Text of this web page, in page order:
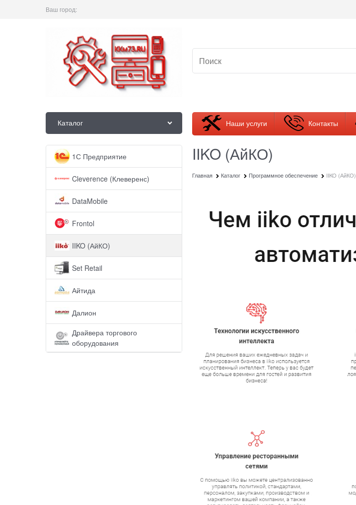
Ваш город:
Каталог Наши услуги Контакты
1С Предприятие
Cleverence (Клеверенс)
DataMobile
Frontol
IIKO (АйКО)
Set Retail
Айтида
Далион
Драйвера торгового
оборудования
IIKO (АйКО)
Главная Каталог Программное обеспечение IIKO (АйКО)